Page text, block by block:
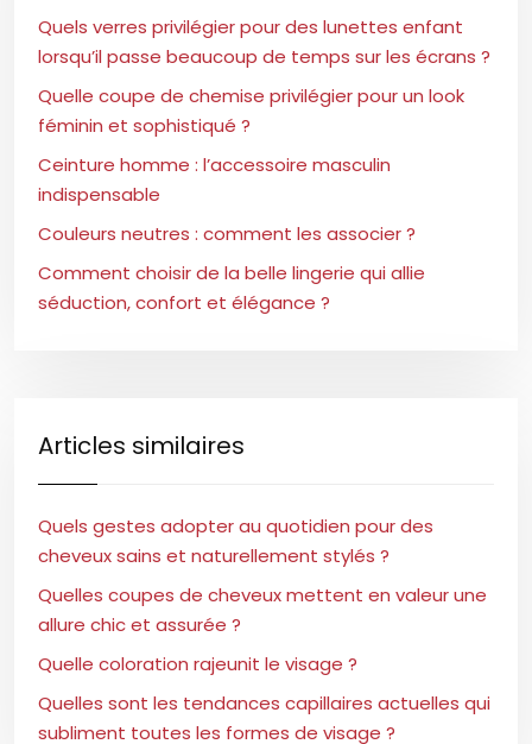
Quels verres privilégier pour des lunettes enfant
lorsqu’il passe beaucoup de temps sur les écrans ?
Quelle coupe de chemise privilégier pour un look
féminin et sophistiqué ?
Ceinture homme : l’accessoire masculin
indispensable
Couleurs neutres : comment les associer ?
Comment choisir de la belle lingerie qui allie
séduction, confort et élégance ?
Articles similaires
Quels gestes adopter au quotidien pour des
cheveux sains et naturellement stylés ?
Quelles coupes de cheveux mettent en valeur une
allure chic et assurée ?
Quelle coloration rajeunit le visage ?
Quelles sont les tendances capillaires actuelles qui
subliment toutes les formes de visage ?